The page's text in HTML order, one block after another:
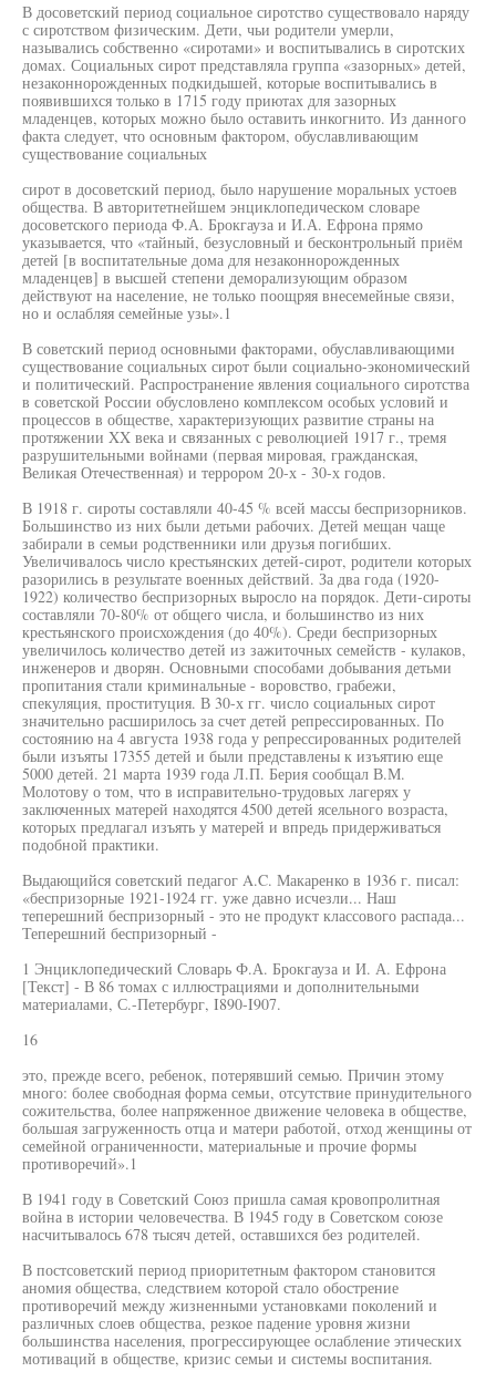
В досоветский период социальное сиротство существовало наряду
с сиротством физическим. Дети, чьи родители умерли,
назывались собственно «сиротами» и воспитывались в сиротских
домах. Социальных сирот представляла группа «зазорных» детей,
незаконнорожденных подкидышей, которые воспитывались в
появившихся только в 1715 году приютах для зазорных
младенцев, которых можно было оставить инкогнито. Из данного
факта следует, что основным фактором, обуславливающим
существование социальных
сирот в досоветский период, было нарушение моральных устоев
общества. В авторитетнейшем энциклопедическом словаре
досоветского периода Ф.А. Брокгауза и И.А. Ефрона прямо
указывается, что «тайный, безусловный и бесконтрольный приём
детей [в воспитательные дома для незаконнорожденных
младенцев] в высшей степени деморализующим образом
действуют на население, не только поощряя внесемейные связи,
но и ослабляя семейные узы».1
В советский период основными факторами, обуславливающими
существование социальных сирот были социально-экономический
и политический. Распространение явления социального сиротства
в советской России обусловлено комплексом особых условий и
процессов в обществе, характеризующих развитие страны на
протяжении XX века и связанных с революцией 1917 г., тремя
разрушительными войнами (первая мировая, гражданская,
Великая Отечественная) и террором 20-х - 30-х годов.
В 1918 г. сироты составляли 40-45 % всей массы беспризорников.
Большинство из них были детьми рабочих. Детей мещан чаще
забирали в семьи родственники или друзья погибших.
Увеличивалось число крестьянских детей-сирот, родители которых
разорились в результате военных действий. За два года (1920-
1922) количество беспризорных выросло на порядок. Дети-сироты
составляли 70-80% от общего числа, и большинство из них
крестьянского происхождения (до 40%). Среди беспризорных
увеличилось количество детей из зажиточных семейств - кулаков,
инженеров и дворян. Основными способами добывания детьми
пропитания стали криминальные - воровство, грабежи,
спекуляция, проституция. В 30-х гг. число социальных сирот
значительно расширилось за счет детей репрессированных. По
состоянию на 4 августа 1938 года у репрессированных родителей
были изъяты 17355 детей и были представлены к изъятию еще
5000 детей. 21 марта 1939 года Л.П. Берия сообщал В.М.
Молотову о том, что в исправительно-трудовых лагерях у
заключенных матерей находятся 4500 детей ясельного возраста,
которых предлагал изъять у матерей и впредь придерживаться
подобной практики.
Выдающийся советский педагог A.C. Макаренко в 1936 г. писал:
«беспризорные 1921-1924 гг. уже давно исчезли... Наш
теперешний беспризорный - это не продукт классового распада...
Теперешний беспризорный -
1 Энциклопедический Словарь Ф.А. Брокгауза и И. А. Ефрона
[Текст] - В 86 томах с иллюстрациями и дополнительными
материалами, С.-Петербург, I890-I907.
16
это, прежде всего, ребенок, потерявший семью. Причин этому
много: более свободная форма семьи, отсутствие принудительного
сожительства, более напряженное движение человека в обществе,
большая загруженность отца и матери работой, отход женщины от
семейной ограниченности, материальные и прочие формы
противоречий».1
В 1941 году в Советский Союз пришла самая кровопролитная
война в истории человечества. В 1945 году в Советском союзе
насчитывалось 678 тысяч детей, оставшихся без родителей.
В постсоветский период приоритетным фактором становится
аномия общества, следствием которой стало обострение
противоречий между жизненными установками поколений и
различных слоев общества, резкое падение уровня жизни
большинства населения, прогрессирующее ослабление этических
мотиваций в обществе, кризис семьи и системы воспитания.